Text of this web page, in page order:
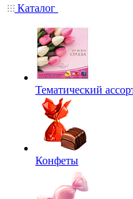
Каталог
Тематический
Конфеты